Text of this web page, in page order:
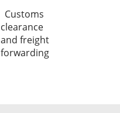
Customs
clearance
and freight
forwarding